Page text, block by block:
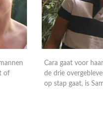
of
Cara gaat voor
de drie
op stap gaat, is